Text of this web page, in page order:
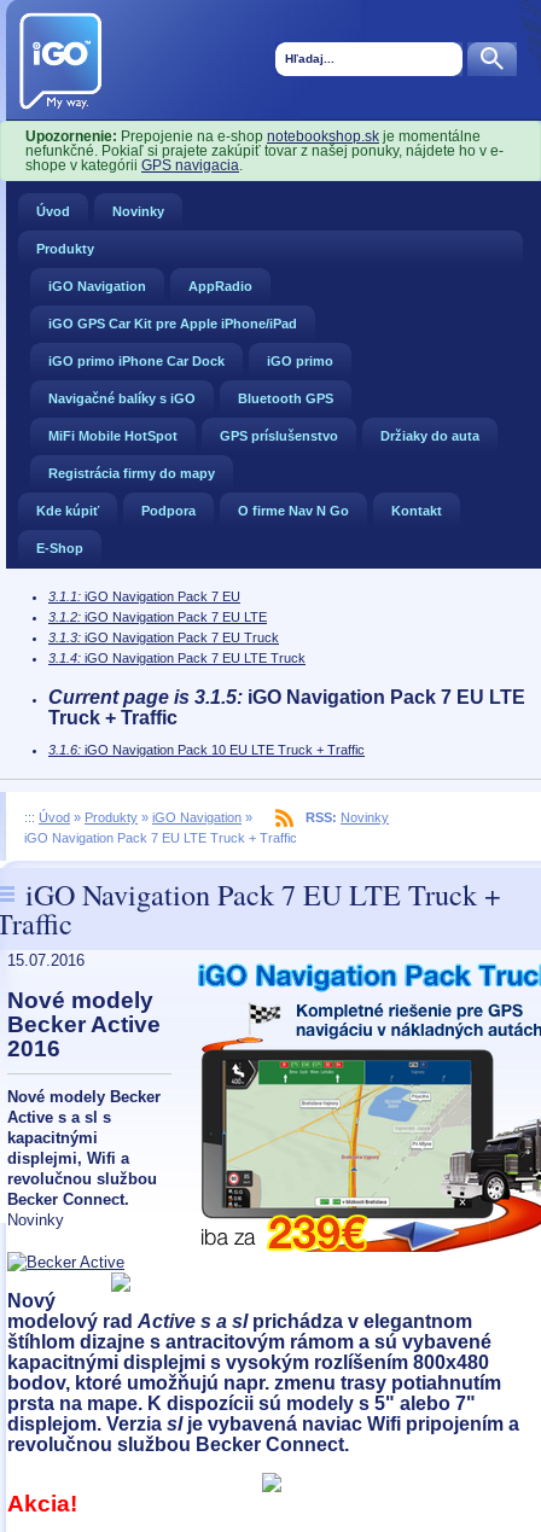
Upozornenie: Prepojenie na e-shop notebookshop.sk je momentálne
nefunkčné. Pokiaľ si prajete zakúpiť tovar z našej ponuky, nájdete ho v e-
shope v kategórii GPS navigacia.
Úvod Novinky
Produkty
iGO Navigation AppRadio
iGO GPS Car Kit pre Apple iPhone/iPad
iGO primo iPhone Car Dock iGO primo
Navigačné balíky s iGO Bluetooth GPS
MiFi Mobile HotSpot GPS príslušenstvo Držiaky do auta
Registrácia firmy do mapy
Kde kúpiť Podpora O firme Nav N Go Kontakt
E-Shop
3.1.1: iGO Navigation Pack 7 EU
3.1.2: iGO Navigation Pack 7 EU LTE
3.1.3: iGO Navigation Pack 7 EU Truck
3.1.4: iGO Navigation Pack 7 EU LTE Truck
Current page is 3.1.5: iGO Navigation Pack 7 EU LTE
Truck + Traffic
3.1.6: iGO Navigation Pack 10 EU LTE Truck + Traffic
RSS: Novinky
::: Úvod » Produkty » iGO Navigation »
iGO Navigation Pack 7 EU LTE Truck + Traffic
iGO Navigation Pack 7 EU LTE Truck +
15.07.2016
Nové modely
Becker Active
2016
Nové modely Becker
Active s a sl s
kapacitnými
displejmi, Wifi a
revolučnou službou
Becker Connect.
Novinky
Nový
modelový rad Active s a slprichádza v elegantnom
štíhlom dizajne s antracitovým rámom a sú vybavené
kapacitnými displejmi s vysokým rozlíšením 800x480
bodov, ktoré umožňujú napr. zmenu trasy potiahnutím
prsta na mape. K dispozícii sú modely s 5" alebo 7"
displejom. Verzia slje vybavená naviac Wifi pripojením a
revolučnou službou Becker Connect.
Akcia!